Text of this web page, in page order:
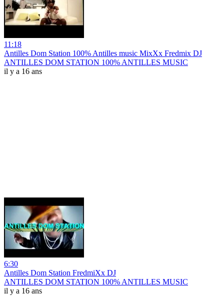
11:18
Antilles Dom Station 100% Antilles music MixXx Fredmix DJ
ANTILLES DOM STATION 100% ANTILLES MUSIC
il y a 16 ans
6:30
Antilles Dom Station FredmiXx DJ
ANTILLES DOM STATION 100% ANTILLES MUSIC
il y a 16 ans